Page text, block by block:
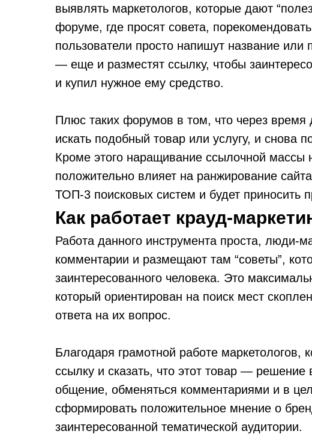
выявлять маркетологов, которые дают
форуме, где просят совета,
пользователи просто напишут название
— еще и разместят ссылку, чтобы
и купил нужное ему средство.
Плюс таких форумов в том, что через время
искать подобный товар или услугу, и снова
Кроме этого наращивание ссылочной массы
положительно влияет на ранжирование
ТОП-3 поисковых систем и будет приносить
Как работает крауд-
Работа данного инструмента проста, люди-
комментарии и размещают там “советы”,
заинтересованного человека. Это
который ориентирован на поиск мест
ответа на их вопрос.
Благодаря грамотной работе маркетологов,
ссылку и сказать, что этот товар — решение
общение, обменяться комментариями и в
сформировать положительное мнение о
заинтересованной тематической аудитории.